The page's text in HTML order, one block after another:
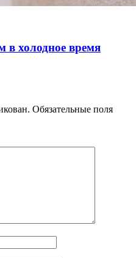
в холодное время
Обязательные поля